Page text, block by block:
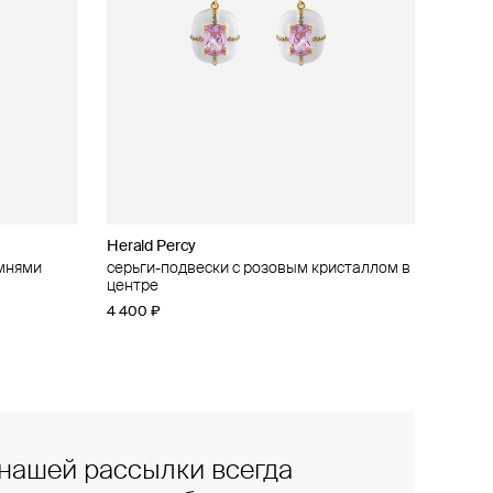
Herald Percy
серьги-подвески с розовым кристаллом в
центре
4 400 ₽
рассылки всегда